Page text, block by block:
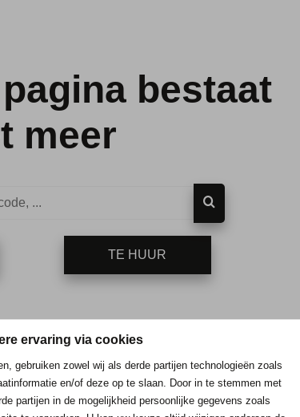
ervaring via cookies
gebruiken zowel wij als derde partijen technologieën zoals
en/of deze op te slaan. Door in te stemmen met
partijen in de mogelijkheid persoonlijke gegevens zoals
bestaat
meer
TE HUUR